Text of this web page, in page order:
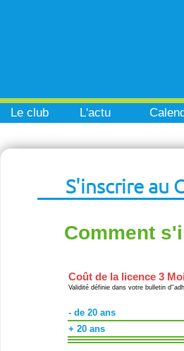
Le club L'actu
S'inscrire au
Comment
Coût de la licence 3
Validité définie dans votre bulletin
- de 20 ans
+ 20 ans